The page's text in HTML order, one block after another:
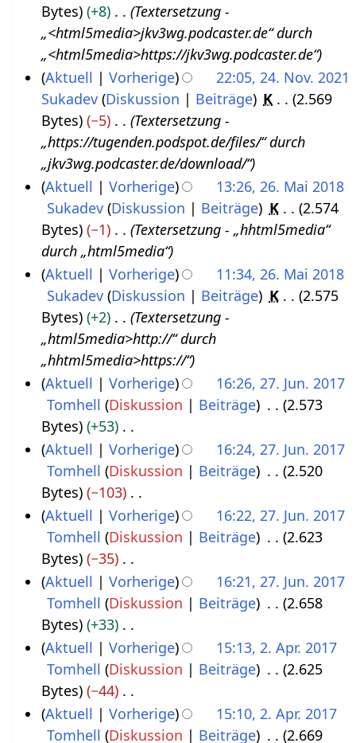
2o
e
2
Bytes
+8
Textersetzung -
„<html5media>jkv3wg.podcaster.de“ durch
„<html5media>https://jkv3wg.podcaster.de“
Aktuell
Vorherige
22:05, 24. Nov. 2021
Sukadev Diskussion Beiträge K
2.569
Bytes
−5
Textersetzung -
„https://tugenden.podspot.de/files/“ durch
„jkv3wg.podcaster.de/download/“
M
1
Aktuell Vorherige
13:26, 26. Mai 2018
Sukadev Diskussion Beiträge K
2.574
Bytes
−1
Textersetzung - „hhtml5media“
durch „html5media“
Aktuell
Vorherige
11:34, 26. Mai 2018
Sukadev Diskussion Beiträge K
2.575
Bytes
+2
Textersetzung -
„html5media>http://“ durch
„hhtml5media>https://“
n
0
Aktuell Vorherige
16:26, 27. Jun. 2017
Tomhell Diskussion Beiträge
2.573
Bytes
+53
K
e
i
n
e
B
e
a
r
b
e
i
t
u
Aktuell Vorherige
16:24, 27. Jun. 2017
Tomhell Diskussion Beiträge
2.520
Bytes
−103
K
e
i
n
e
B
e
a
r
b
e
Aktuell Vorherige
16:22, 27. Jun. 2017
Tomhell Diskussion Beiträge
2.623
Bytes
−35
K
e
i
n
e
B
e
a
Aktuell Vorherige
16:21, 27. Jun. 2017
Tomhell Diskussion Beiträge
2.658
Bytes
+33
K
e
i
n
e
A
Aktuell Vorherige
15:13, 2. Apr. 2017
Tomhell Diskussion Beiträge
2.625
Bytes
−44
K
e
Aktuell Vorherige
15:10, 2. Apr. 2017
Tomhell Diskussion Beiträge 2.669